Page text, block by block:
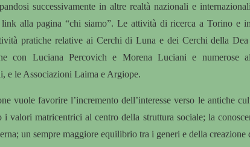
successivamente in altre realtà nazionali e
link alla pagina “chi siamo”. Le attività di ricerca a Torino e
pratiche relative ai Cerchi di Luna e dei Cerchi della
con Luciana Percovich e Morena Luciani e numerose
e le Associazioni Laima e Argiope.
vuole favorire l’incremento dell’interesse verso le antiche
i valori matricentrici al centro della struttura sociale; la
un sempre maggiore equilibrio tra i generi e della